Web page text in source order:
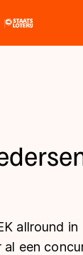
allround in
al een